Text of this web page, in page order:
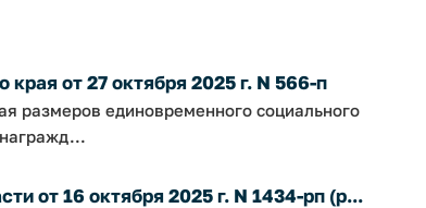
от 27 октября 2025 г. N 566-п
размеров единовременного социального
от 16 октября 2025 г. N 1434-рп (р...